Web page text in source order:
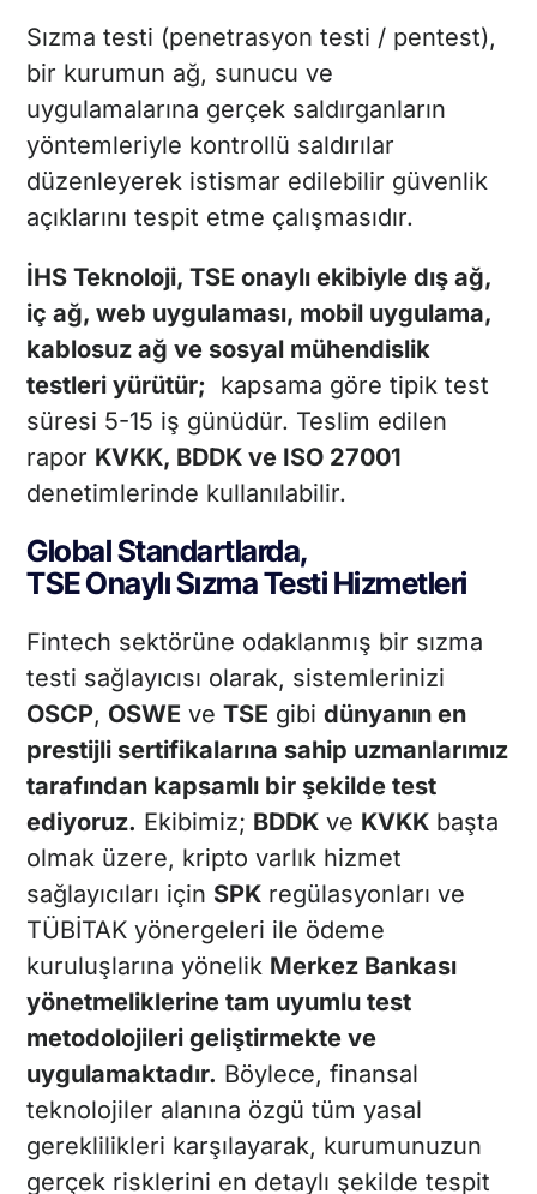
Sızma testi (penetrasyon testi / pentest),
bir kurumun ağ, sunucu ve
uygulamalarına gerçek saldırganların
yöntemleriyle kontrollü saldırılar
düzenleyerek istismar edilebilir güvenlik
açıklarını tespit etme çalışmasıdır.
İHS Teknoloji, TSE onaylı ekibiyle dış ağ,
iç ağ, web uygulaması, mobil uygulama,
kablosuz ağ ve sosyal mühendislik
testleri yürütür; kapsama göre tipik test
süresi 5-15 iş günüdür. Teslim edilen
rapor KVKK, BDDK ve ISO 27001
denetimlerinde kullanılabilir.
Global Standartlarda,
TSE Onaylı Sızma Testi Hizmetleri
Fintech sektörüne odaklanmış bir sızma
testi sağlayıcısı olarak, sistemlerinizi
OSCP, OSWE veTSE gibidünyanın en
prestijli sertifikalarına sahip uzmanlarımız
tarafından kapsamlı bir şekilde test
ediyoruz. Ekibimiz; BDDK ve KVKK başta
olmak üzere, kripto varlık hizmet
sağlayıcıları için SPK regülasyonları ve
TÜBİTAK yönergeleri ile ödeme
kuruluşlarına yönelik Merkez Bankası
yönetmeliklerine tam uyumlu test
metodolojileri geliştirmekte ve
uygulamaktadır. Böylece, finansal
teknolojiler alanına özgü tüm yasal
gereklilikleri karşılayarak, kurumunuzun
gerçek risklerini en detaylı şekilde tespit